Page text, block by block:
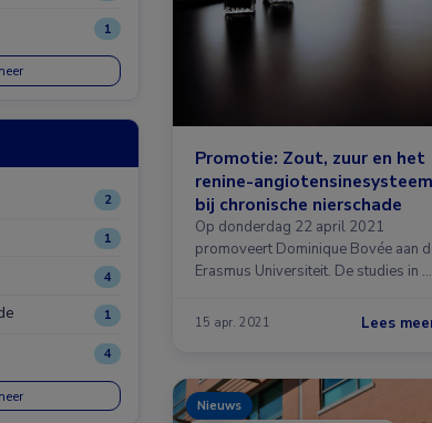
1
2
1
4
1
4
Promotie: Zout, zuur en het
renine-angiotensinesysteem
bij chronische nierschade
Op donderdag 22 april 2021
promoveert Dominique Bovée aan
Erasmus Universiteit. De studies in …
15 apr. 2021 Lees
Nieuws